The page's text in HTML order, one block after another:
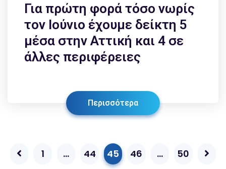
Για πρώτη φορά τόσο νωρίς
τον Ιούνιο έχουμε δείκτη 5
μέσα στην Αττική και 4 σε
άλλες περιφέρειες
Περισσότερα
1 … 44 45 46 … 50